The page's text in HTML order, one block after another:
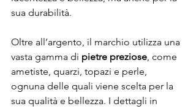
sua durabilità.
Oltre all’argento, il marchio utilizza una
vasta gamma di pietre preziose, come
ametiste, quarzi, topazi e perle,
ognuna delle quali viene scelta per la
sua qualità e bellezza. I dettagli in